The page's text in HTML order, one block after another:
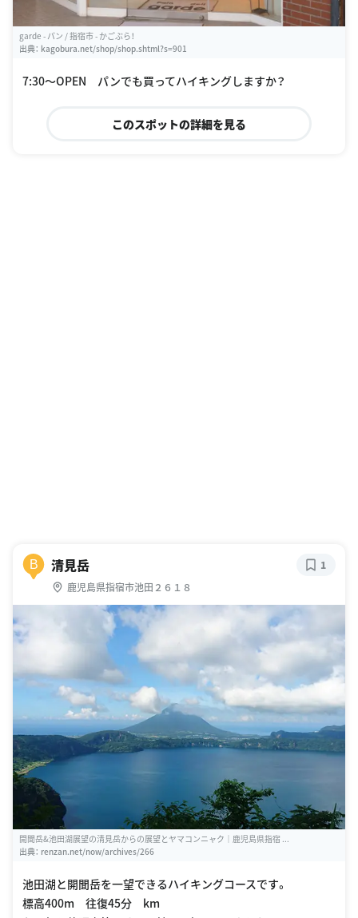
garde - パン / 指宿市 - かごぶら！
出典： kagobura.net/shop/shop.shtml?s=901
7:30〜OPEN パンでも買ってハイキングしますか？
このスポットの詳細を見る
B 清見岳
鹿児島県指宿市池田２６１８
1
開聞岳&池田湖展望の清見岳からの展望とヤマコンニャク｜鹿児島県指宿 ...
出典： renzan.net/now/archives/266
池田湖と開聞岳を一望できるハイキングコースです。
標高400m 往復45分 km